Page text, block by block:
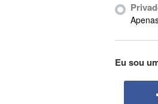
Ableton
Abstract
Eu sou